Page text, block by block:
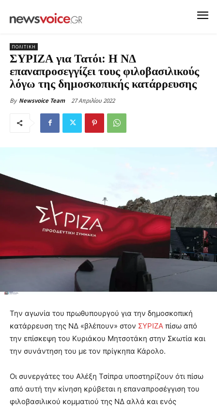
ΠΟΛΙΤΙΚΗ
ΣΥΡΙΖΑ για Τατόι: Η ΝΔ
επαναπροσεγγίζει τους φιλοβασιλικούς
λόγω της δημοσκοπικής κατάρρευσης
By Newsvoice Team 27 Απριλίου 2022
Την αγωνία του πρωθυπουργού για την δημοσκοπική
κατάρρευση της ΝΔ «βλέπουν» στον ΣΥΡΙΖΑ πίσω από
την επίσκεψη του Κυριάκου Μητσοτάκη στην Σκωτία και
την συνάντηση του με τον πρίγκηπα Κάρολο.
Οι συνεργάτες του Αλέξη Τσίπρα υποστηρίζουν ότι πίσω
από αυτή την κίνηση κρύβεται η επαναπροσέγγιση του
φιλοβασιλικού κομματιού της ΝΔ αλλά και ενός